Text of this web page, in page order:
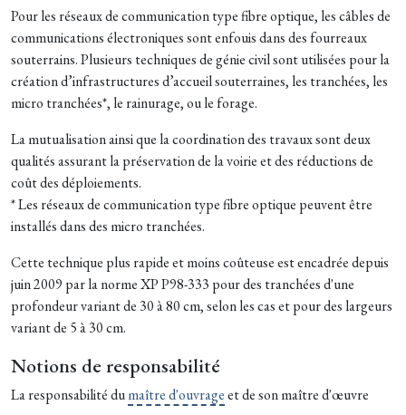
Pour les réseaux de communication type fibre optique, les câbles de
communications électroniques sont enfouis dans des fourreaux
souterrains. Plusieurs techniques de génie civil sont utilisées pour la
création d’infrastructures d’accueil souterraines, les tranchées, les
micro tranchées*, le rainurage, ou le forage.
La mutualisation ainsi que la coordination des travaux sont deux
qualités assurant la préservation de la voirie et des réductions de
coût des déploiements.
* Les réseaux de communication type fibre optique peuvent être
installés dans des micro tranchées.
Cette technique plus rapide et moins coûteuse est encadrée depuis
juin 2009 par la norme XP P98-333 pour des tranchées d'une
profondeur variant de 30 à 80 cm, selon les cas et pour des largeurs
variant de 5 à 30 cm.
Notions de responsabilité
La responsabilité dumaître d'ouvrageet de son maître d'œuvre